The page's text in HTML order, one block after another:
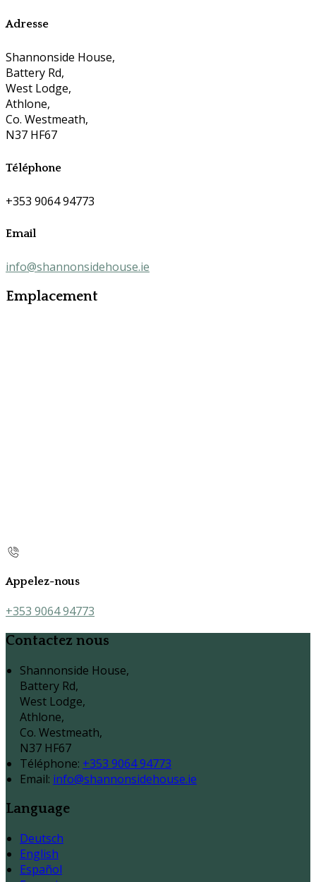
Adresse
Shannonside House,
Battery Rd,
West Lodge,
Athlone,
Co. Westmeath,
N37 HF67
Téléphone
+353 9064 94773
Email
info@shannonsidehouse.ie
Emplacement
Appelez-nous
+353 9064 94773
Contactez nous
Shannonside House,
Battery Rd,
West Lodge,
Athlone,
Co. Westmeath,
N37 HF67
Téléphone: +353 9064 94773
Email: info@shannonsidehouse.ie
Language
Deutsch
English
Español